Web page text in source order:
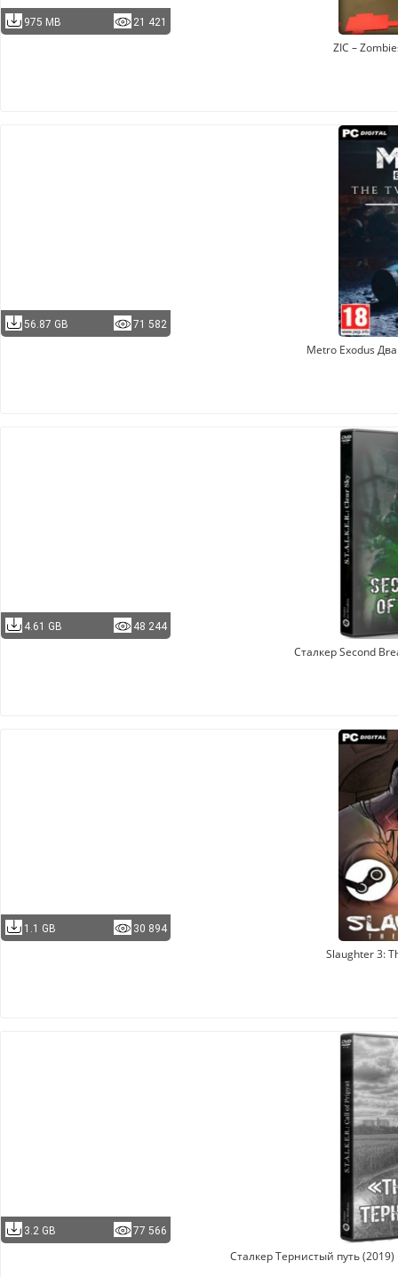
975 MB 21 421
ZIC –
56.87 GB 71 582
Metro Exodus
4.61 GB 48 244
Сталкер Second
1.1 GB 30 894
Slaughter 3:
3.2 GB 77 566
Сталкер Тернистый путь (2019)